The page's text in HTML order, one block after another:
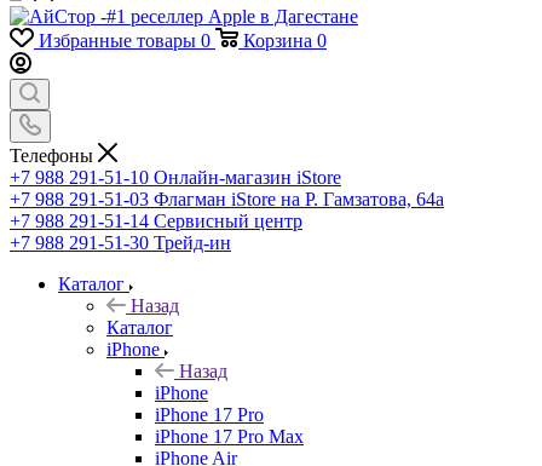
Избранные товары 0 Корзина 0
Телефоны
+7 988 291-51-10 Онлайн-магазин iStore
+7 988 291-51-03 Флагман iStore на Р. Гамзатова, 64а
+7 988 291-51-14 Сервисный центр
+7 988 291-51-30 Трейд-ин
Каталог
Назад
Каталог
iPhone
Назад
iPhone
iPhone 17 Pro
iPhone 17 Pro Max
iPhone Air